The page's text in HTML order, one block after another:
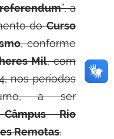
”, a
doCurso
, conforme
Mil, com
nos períodos
a ser
Câmpus Rio
Remotas.